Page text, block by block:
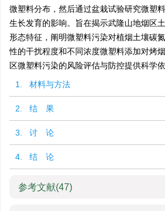
微塑料分布，然后通过盆栽试验研究微塑
生长发育的影响。旨在揭示武隆山地烟区
形态特征，阐明微塑料污染对植烟土壤碳
性的干扰程度和不同浓度微塑料添加对烤
区微塑料污染的风险评估与防控提供科学依
1. 材料与方法
2. 结 果
3. 讨 论
4. 结 论
参考文献(47)